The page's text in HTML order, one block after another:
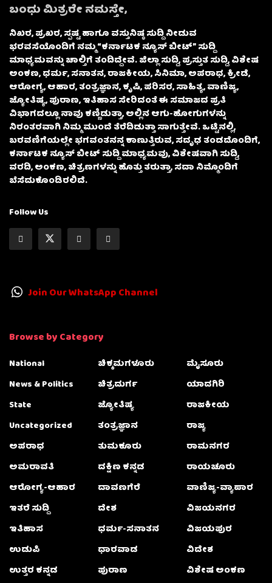
ಬಂಧು ಮಿತ್ರರೇ ನಮಸ್ತೇ,
ನಿಖರ, ಪ್ರಖರ, ಸ್ಪಷ್ಟ ಹಾಗೂ ವಸ್ತುನಿಷ್ಠ ಸುದ್ದಿ ನೀಡುವ
ಭರವಸೆಯೊಂದಿಗೆ ನಮ್ಮ “ಕರ್ನಾಟಕ ನ್ಯೂಸ್ ಬೀಟ್” ಸುದ್ದಿ
ಮಾಧ್ಯಮವನ್ನು ಚಾಲ್ತಿಗೆ ತಂದಿದ್ದೇವೆ. ಜಿಲ್ಲಾ ಸುದ್ದಿ, ಪ್ರಸ್ತುತ ಸುದ್ದಿ, ವಿಶೇಷ
ಅಂಕಣ, ಧರ್ಮ, ಸನಾತನ, ರಾಜಕೀಯ, ಸಿನಿಮಾ, ಅಪರಾಧ, ಕ್ರೀಡೆ,
ಆರೋಗ್ಯ, ಆಹಾರ, ತಂತ್ರಜ್ಞಾನ, ಕೃಷಿ, ಪರಿಸರ, ಸಾಹಿತ್ಯ, ವಾಣಿಜ್ಯ,
ಜ್ಯೋತಿಷ್ಯ, ಪುರಾಣ, ಇತಿಹಾಸ ಸೇರಿದಂತೆ ಈ ಸಮಾಜದ ಪ್ರತಿ
ವಿಭಾಗದಲ್ಲೂ ನಾವು ಕಣ್ಣಿಡುತ್ತಾ, ಅಲ್ಲಿನ ಆಗು-ಹೋಗುಗಳನ್ನು
ನಿರಂತರವಾಗಿ ನಿಮ್ಮ ಮುಂದೆ ತೆರೆದಿಡುತ್ತಾ ಸಾಗುತ್ತೇವೆ. ಒಟ್ಟಿನಲ್ಲಿ,
ಬರವಣಿಗೆಯಲ್ಲೇ ಭಗವಂತನನ್ನ ಕಾಣುತ್ತಿರುವ, ಸದೃಢ ತಂಡದೊಂದಿಗೆ,
ಕರ್ನಾಟಕ ನ್ಯೂಸ್ ಬೀಟ್ ಸುದ್ದಿ ಮಾಧ್ಯಮವು, ವಿಶೇಷವಾಗಿ ಸುದ್ದಿ,
ವರದಿ, ಅಂಕಣ, ಚಿತ್ರಣಗಳನ್ನು ಹೊತ್ತು ತರುತ್ತಾ, ಸದಾ ನಿಮ್ಮೊಂದಿಗೆ
ಬೆಸೆದುಕೊಂಡಿರಲಿದೆ.
Follow Us
Join Our WhatsApp Channel
Browse by Category
National
News & Politics
State
Uncategorized
ಅಪರಾಧ
ಅಮರಾವತಿ
ಆರೋಗ್ಯ-ಆಹಾರ
ಇತರೆ ಸುದ್ದಿ
ಇತಿಹಾಸ
ಉಡುಪಿ
ಉತ್ತರ ಕನ್ನಡ
ಚಿಕ್ಕಮಗಳೂರು
ಚಿತ್ರದುರ್ಗ
ಜ್ಯೋತಿಷ್ಯ
ತಂತ್ರಜ್ಞಾನ
ತುಮಕೂರು
ದಕ್ಷಿಣ ಕನ್ನಡ
ದಾವಣಗೆರೆ
ದೇಶ
ಧರ್ಮ-ಸನಾತನ
ಧಾರವಾಡ
ಪುರಾಣ
ಮೈಸೂರು
ಯಾದಗಿರಿ
ರಾಜಕೀಯ
ರಾಜ್ಯ
ರಾಮನಗರ
ರಾಯಚೂರು
ವಾಣಿಜ್ಯ-ವ್ಯಾಪಾರ
ವಿಜಯನಗರ
ವಿಜಯಪುರ
ವಿದೇಶ
ವಿಶೇಷ ಅಂಕಣ